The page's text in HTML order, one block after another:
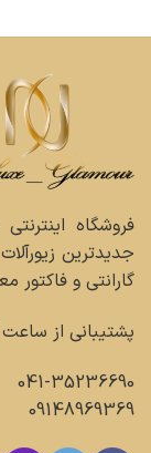
فروشگاه
جدیدترین
گارانتی و فاکتور
پشتیبانی از ساعت 9 تا 24 در تمام روزهای هفته :
041-35236690
09148969369